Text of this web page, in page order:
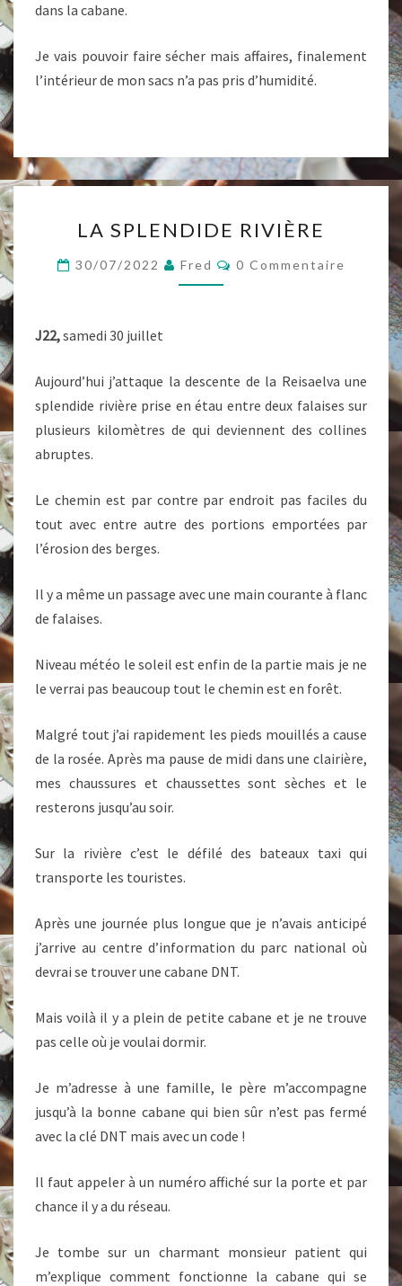
dans la cabane.
Je vais pouvoir faire sécher mais affaires, finalement
l’intérieur de mon sacs n’a pas pris d’humidité.
SPLENDIDE
RIVIÈRE
LA SPLENDIDE RIVIÈRE
30/07/2022 Fred Commentaires
0 Commentaire
J22,samedi 30 juillet
Aujourd’hui j’attaque la descente de la Reisaelva une
splendide rivière prise en étau entre deux falaises sur
plusieurs kilomètres de qui deviennent des collines
abruptes.
Le chemin est par contre par endroit pas faciles du
tout avec entre autre des portions emportées par
l’érosion des berges.
Il y a même un passage avec une main courante à flanc
de falaises.
Niveau météo le soleil est enfin de la partie mais je ne
le verrai pas beaucoup tout le chemin est en forêt.
Malgré tout j’ai rapidement les pieds mouillés a cause
de la rosée. Après ma pause de midi dans une clairière,
mes chaussures et chaussettes sont sèches et le
resterons jusqu’au soir.
Sur la rivière c’est le défilé des bateaux taxi qui
transporte les touristes.
Après une journée plus longue que je n’avais anticipé
j’arrive au centre d’information du parc national où
devrai se trouver une cabane DNT.
Mais voilà il y a plein de petite cabane et je ne trouve
pas celle où je voulai dormir.
Je m’adresse à une famille, le père m’accompagne
jusqu’à la bonne cabane qui bien sûr n’est pas fermé
avec la clé DNT mais avec un code !
Il faut appeler à un numéro affiché sur la porte et par
chance il y a du réseau.
Je tombe sur un charmant monsieur patient qui
m’explique comment fonctionne la cabane qui se